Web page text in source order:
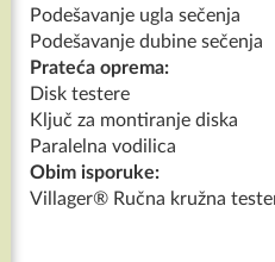
Podešavanje ugla sečenja
Podešavanje dubine sečenja
Prateća oprema:
Disk testere
Ključ za montiranje diska
Paralelna vodilica
Obim isporuke:
Villager® Ručna kružna